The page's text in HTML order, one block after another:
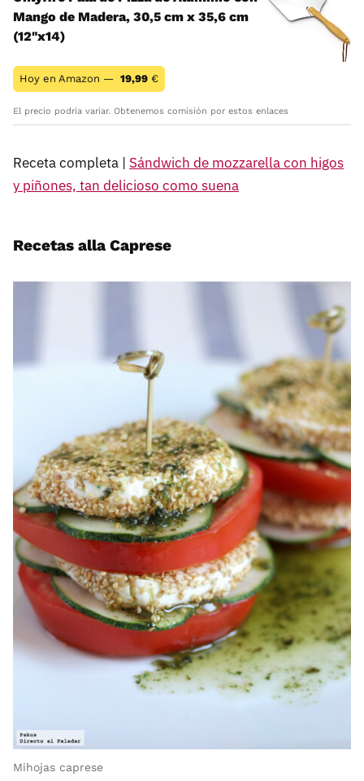
Mango de Madera, 30,5 cm x 35,6 cm
(12"x14)
Hoy en Amazon — 19,99 €
El precio podría variar. Obtenemos comisión por estos enlaces
Receta completa | Sándwich de mozzarella con higos
y piñones, tan delicioso como suena
Recetas alla Caprese
Mihojas caprese